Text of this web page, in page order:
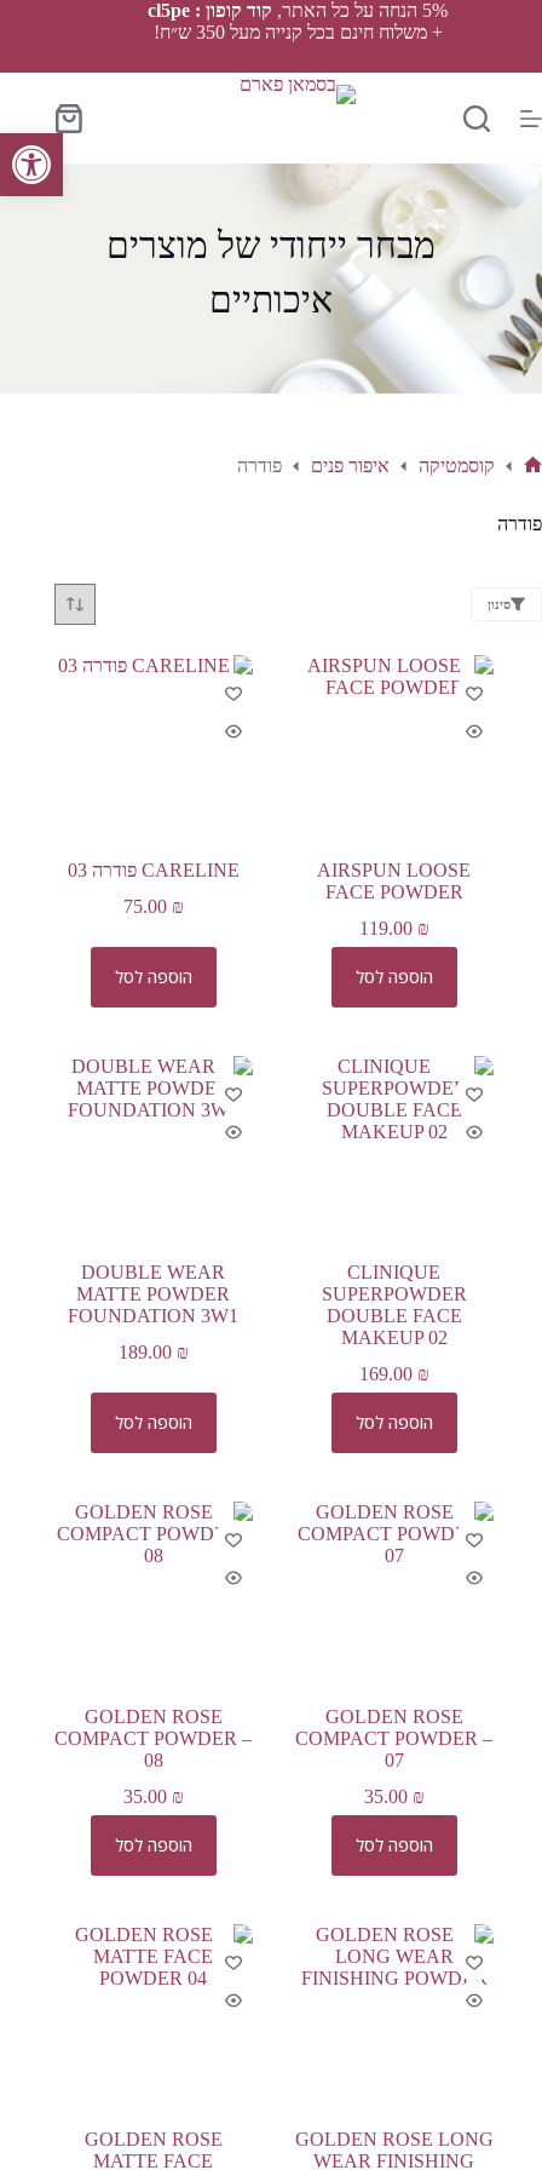
פתח סרגל נגישות
5% הנחה על כל האתר,
קוד קופון : cl5pe
+ משלוח חינם בכל קנייה מעל 350 ש״ח!
סל
הקניות
מבחר ייחודי של מוצרים
איכותיים
קוסמטיקה איפור פנים פודרה
פודרה
סינון
AIRSPUN LOOSE
FACE POWDER
119.00 ₪
הוספה לסל
CARELINE פודרה 03
75.00 ₪
הוספה לסל
CLINIQUE
SUPERPOWDER
DOUBLE FACE
MAKEUP 02
169.00 ₪
הוספה לסל
DOUBLE WEAR
MATTE POWDER
FOUNDATION 3W1
189.00 ₪
הוספה לסל
GOLDEN ROSE
COMPACT POWDER –
07
35.00 ₪
הוספה לסל
GOLDEN ROSE
COMPACT POWDER –
08
35.00 ₪
הוספה לסל
GOLDEN ROSE LONG
WEAR FINISHING
GOLDEN ROSE
MATTE FACE